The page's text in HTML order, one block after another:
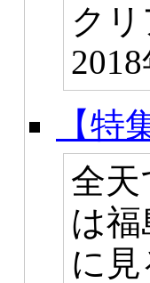
ク
【
全
は
に